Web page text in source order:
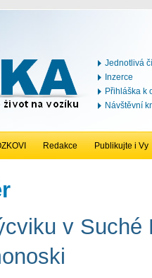
Jednotlivá
Inzerce
Přihláška k
Návštěvní
Redakce Publikujte i Vy
v Suché